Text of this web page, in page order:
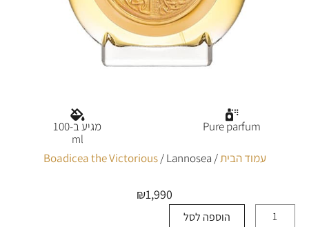
עמוד הבית/
Boadicea the Victorious/ Lannosea
₪1,990
הוספה לסל
Pure parfum מגיע ב-100
ml